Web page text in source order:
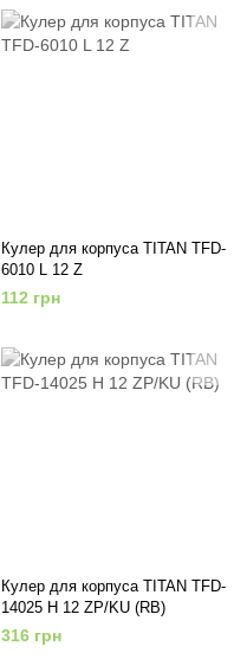
Кулер для корпуса TITAN TFD-
6010 L 12 Z
112 грн
Кулер для корпуса TITAN TFD-
14025 H 12 ZP/KU (RB)
316 грн